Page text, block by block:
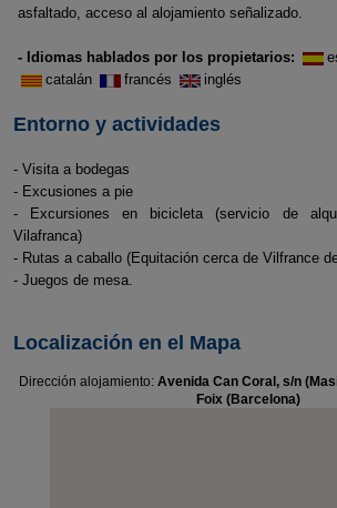
asfaltado, acceso al alojamiento señalizado.
- Idiomas hablados por los propietarios:
catalán
francés inglés
Entorno y actividades
- Visita a bodegas
- Excusiones a pie
- Excursiones en bicicleta (servicio de
Vilafranca)
- Rutas a caballo (Equitación cerca de Vilfrance
- Juegos de mesa.
Localización en el Mapa
Dirección alojamiento: Avenida Can Coral, s/n
Foix (Barcelona)